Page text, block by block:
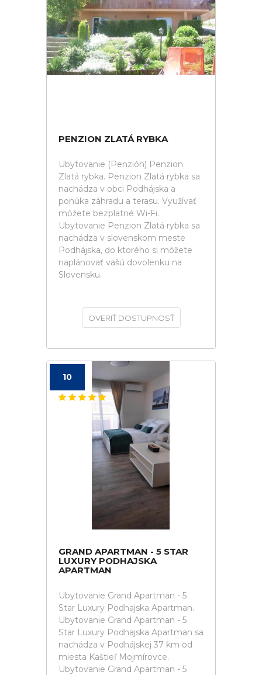
PENZION ZLATÁ RYBKA
Ubytovanie (Penzión) Penzion
Zlatá rybka. Penzion Zlatá rybka sa
nachádza v obci Podhájska a
ponúka záhradu a terasu. Využívať
môžete bezplatné Wi-Fi.
Ubytovanie Penzion Zlatá rybka sa
nachádza v slovenskom meste
Podhájska, do ktorého si môžete
naplánovať vašú dovolenku na
Slovensku.
OVERIŤ DOSTUPNOSŤ
10
GRAND APARTMAN - 5 STAR
LUXURY PODHAJSKA
APARTMAN
Ubytovanie Grand Apartman - 5
Star Luxury Podhajska Apartman.
Ubytovanie Grand Apartman - 5
Star Luxury Podhajska Apartman sa
nachádza v Podhájskej 37 km od
miesta Kaštieľ Mojmírovce.
Ubytovanie Grand Apartman - 5